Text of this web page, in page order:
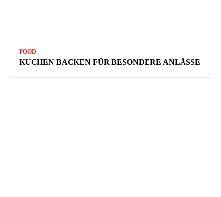
FOOD
KUCHEN BACKEN FÜR BESONDERE ANLÄSSE